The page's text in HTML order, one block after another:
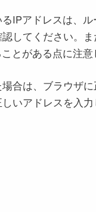
IPアドレスは、
してください。
とがある点に注
合は、ブラウザ
いアドレスを入